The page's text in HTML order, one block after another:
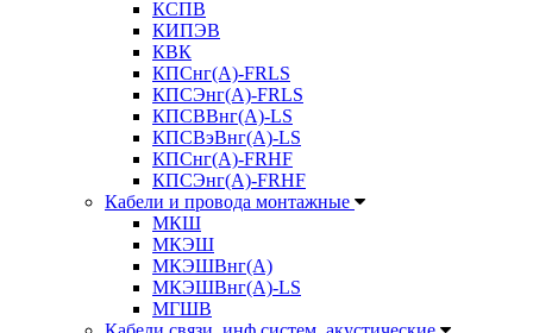
КСПВ
КИПЭВ
КВК
КПСнг(А)-FRLS
КПСЭнг(А)-FRLS
КПСВВнг(А)-LS
КПСВэВнг(А)-LS
КПСнг(А)-FRHF
КПСЭнг(А)-FRHF
Кабели и провода монтажные
МКШ
МКЭШ
МКЭШВнг(А)
МКЭШВнг(А)-LS
МГШВ